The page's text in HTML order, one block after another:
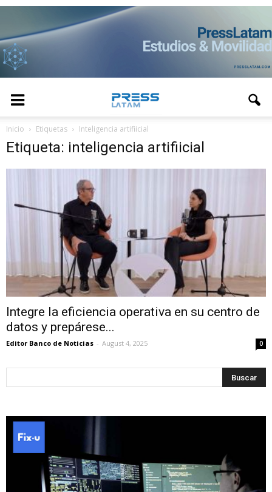
Inicio Etiquetas Inteligencia artifiicial
Etiqueta: inteligencia artifiicial
Integre la eficiencia operativa en su centro de
datos y prepárese...
Editor Banco de Noticias - August 4, 2025 0